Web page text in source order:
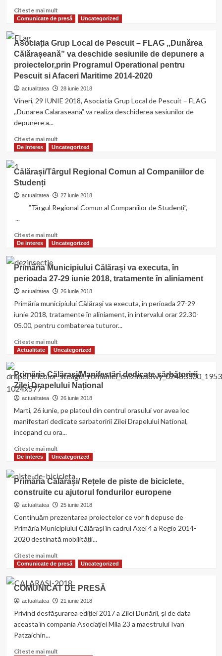
sesiunile
de
a
proiectelor,
POPAM
2014-
2020
Citeste mai multRead
more
Grup
Local
de
Pescuit
–
,,Dunărea
Călărașeană”
sesiunile
de
a
Operational
pentru
Afaceri
Maritime
2020
Comunicate de presă Uncategorized
Asociația Grup Local de Pescuit – FLAG ,,Dunărea
Călărașeană” va deschide sesiunile de depunere a
proiectelor,prin Programul Operational pentru
Pescuit si Afaceri Maritime 2014-2020
actualitatea 28 iunie 2018
Vineri, 29 IUNIE 2018, Asociatia Grup Local de Pescuit – FLAG
,,Dunarea Calaraseana” va realiza deschiderea sesiunilor de
depunere a...
Citeste mai multRead
more
Grup
de
Pescuit
–
Călărașeană”
sesiunile
de
depunere
proiectelor,prin
Programul
Operational
Pescuit
si
Maritime
2014-
De interes Uncategorized
Călărași/Târgul Regional Comun al Companiilor de
Studenți
actualitatea 27 iunie 2018
”Târgul Regional Comun al Companiilor de Studenți”,
...
Citeste mai multRead
more
Regional
Comun
al
Companiilor
de
Studenți
De interes Uncategorized
Primăria Municipiului Călărași va executa, în
perioada 27-29 iunie 2018, tratamente în aliniament
actualitatea 26 iunie 2018
Primăria municipiului Călărași va executa, în perioada 27-29
iunie 2018, tratamente în aliniament, în intervalul orar 22.30-
05.00, pentru combaterea tuturor...
Citeste mai multRead
more
Municipiului
Călărași
va
executa,
în
perioada
27-
iunie
2018,
tratamente
în
aliniament
Actualitate Uncategorized
Primăria Călărași/Manifestări dedicate sărbătoririi
Zilei Drapelului Național
actualitatea 26 iunie 2018
Marti, 26 iunie, pe platoul din centrul orasului vor avea loc
manifestari dedicate sarbatoririi Zilei Drapelului National,
incepand cu ora...
Citeste mai multRead
more
Primăria
Călărași/Manifestări
dedicate
sărbătoririi
Național
De interes Uncategorized
Primăria Călărași/ Rețele de piste de biciclete,
construite cu ajutorul fondurilor europene
actualitatea 25 iunie 2018
Continuăm prezentarea proiectelor ce vor fi depuse de
Primăria Municipiului Călărași în cadrul Axei 4 a Regio 2014-
2020 destinată mobilității...
Citeste mai multRead
more
Primăria
Călărași/
Rețele
de
de
Comunicate de presă Uncategorized
COMUNICAT DE PRESĂ
actualitatea 21 iunie 2018
Privind desfășurarea ediției 2017 a Zilei Dunării, și de data
aceasta în compania Asociației Mila 23 a maestrului Ivan
Patzaichin...
Citeste mai multRead